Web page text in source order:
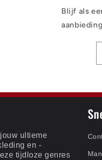
Blijf als
ultieme
en -
tijdloze genres